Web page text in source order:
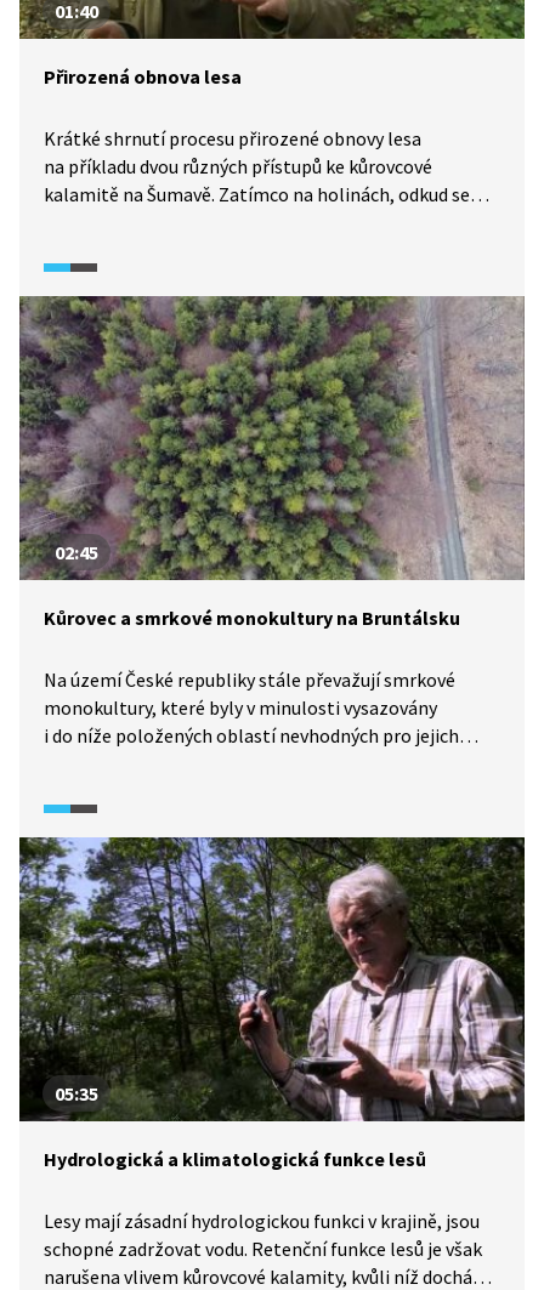
01:40
Přirozená obnova lesa
Krátké shrnutí procesu přirozené obnovy lesa
na příkladu dvou různých přístupů ke kůrovcové
kalamitě na Šumavě. Zatímco na holinách, odkud se
degradovaná, na bezzásahových plochách bují nový
život, který bere energii z tlejícího dřeva popadaných
souší.
02:45
Kůrovec a smrkové monokultury na Bruntálsku
Na území České republiky stále převažují smrkové
monokultury, které byly v minulosti vysazovány
i do níže položených oblastí nevhodných pro jejich
napadené kůrovcem má nižší kvalitu a kvůli jeho
přebytku na trhu dochází k poklesu výkupních cen.
Řešením je vysázení druhově pestrého lesa, který se co
nejvíce podobá přirozené dřevinné skladbě.
05:35
Hydrologická a klimatologická funkce lesů
Lesy mají zásadní hydrologickou funkci v krajině, jsou
schopné zadržovat vodu. Retenční funkce lesů je však
narušena vlivem kůrovcové kalamity, kvůli níž dochází